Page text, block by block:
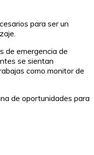
para ser un
de emergencia de
se sientan
como monitor de
de oportunidades para